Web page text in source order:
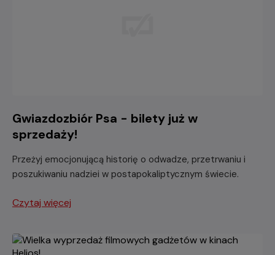
Gwiazdozbiór Psa - bilety już w
sprzedaży!
Przeżyj emocjonującą historię o odwadze, przetrwaniu i
poszukiwaniu nadziei w postapokaliptycznym świecie.
Czytaj więcej